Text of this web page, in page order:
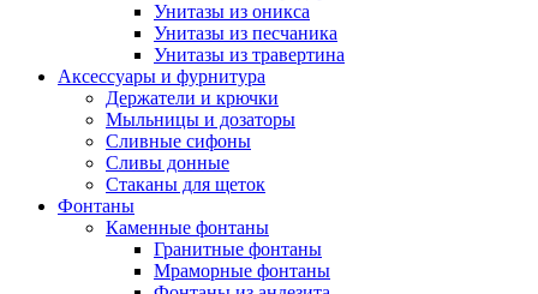
Унитазы из оникса
Унитазы из песчаника
Унитазы из травертина
Аксессуары и фурнитура
Держатели и крючки
Мыльницы и дозаторы
Сливные сифоны
Сливы донные
Стаканы для щеток
Фонтаны
Каменные фонтаны
Гранитные фонтаны
Мраморные фонтаны